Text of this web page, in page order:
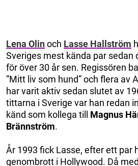
Lena Olinoch Lasse Hallström
Sveriges mest kända par sedan
för över 30 år sen. Regissören
”Mitt liv som hund” och flera av
har varit aktiv sedan slutet av
tittarna i Sverige var han redan
känd som kollega till Magnus
Brännström.
År 1993 fick Lasse, efter ett par
genombrott i Hollywood. Då